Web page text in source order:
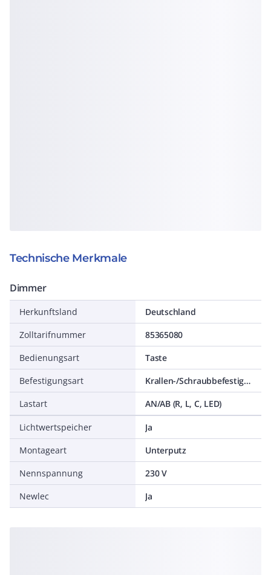
Technische Merkmale
Dimmer
Herkunftsland
Deutschland
Zolltarifnummer
85365080
Bedienungsart
Taste
Befestigungsart
Krallen-/Schraubbefestigung
Lastart
AN/AB (R, L, C, LED)
Lichtwertspeicher
Ja
Montageart
Unterputz
Nennspannung
230 V
Newlec
Ja